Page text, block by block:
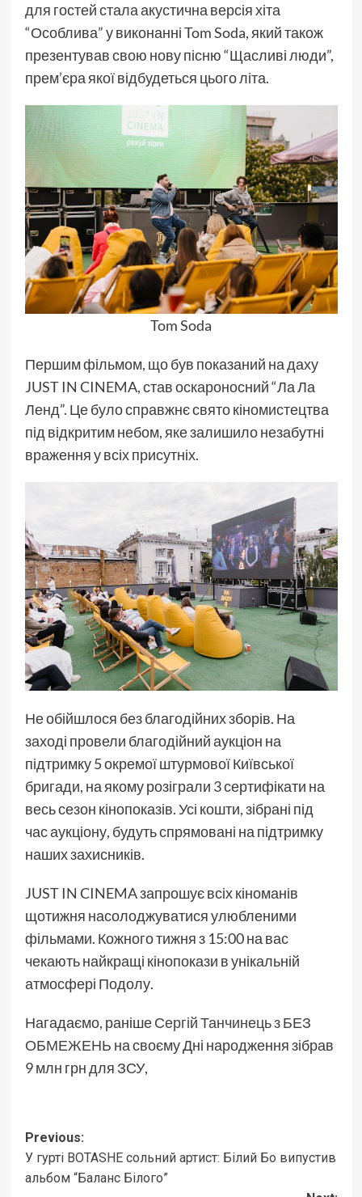
для гостей стала акустична версія хіта
“Особлива” у виконанні Tom Soda, який також
презентував свою нову пісню “Щасливі люди”,
прем’єра якої відбудеться цього літа.
Tom Soda
Першим фільмом, що був показаний на даху
JUST IN CINEMA, став оскароносний “Ла Ла
Ленд”. Це було справжнє свято кіномистецтва
під відкритим небом, яке залишило незабутні
враження у всіх присутніх.
Не обійшлося без благодійних зборів. На
заході провели благодійний аукціон на
підтримку 5 окремої штурмової Київської
бригади, на якому розіграли 3 сертифікати на
весь сезон кінопоказів. Усі кошти, зібрані під
час аукціону, будуть спрямовані на підтримку
наших захисників.
JUST IN CINEMA запрошує всіх кіноманів
щотижня насолоджуватися улюбленими
фільмами. Кожного тижня з 15:00 на вас
чекають найкращі кінопокази в унікальній
атмосфері Подолу.
Нагадаємо, ранішеСергій Танчинець з БЕЗ
ОБМЕЖЕНЬ на своєму Дні народження зібрав
9 млн грн для ЗСУ,
Post
navigation
Previous:
У гурті BOTASHE сольний артист: Білий Бо випустив
альбом “Баланс Білого”